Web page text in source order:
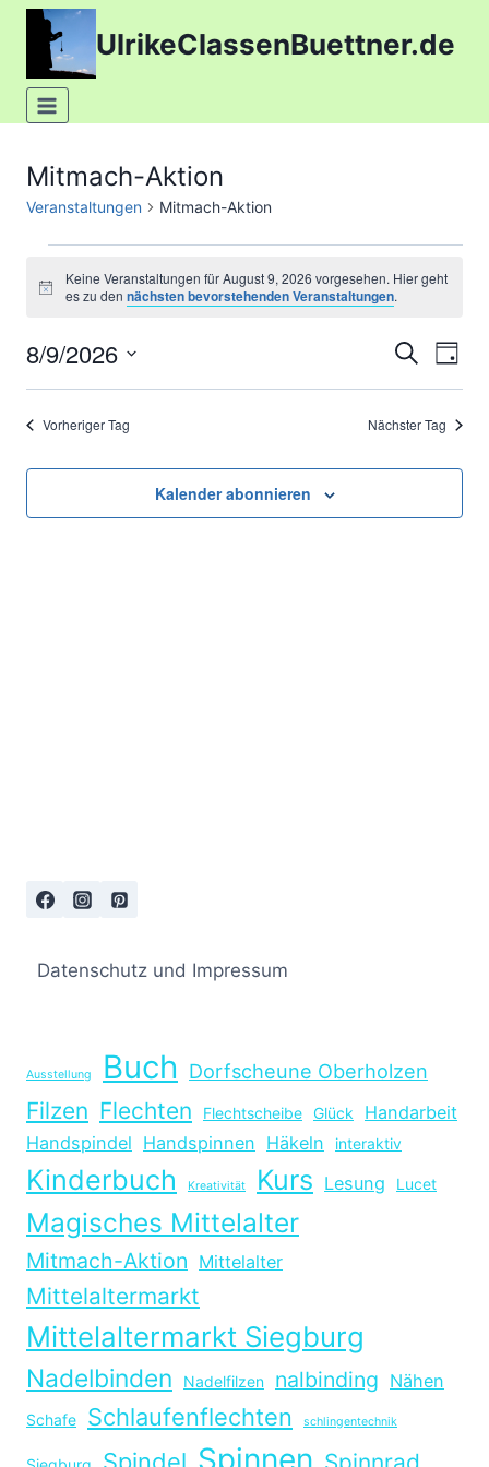
Zum
springen
UlrikeClassenBuettner.de
Mitmach-Aktion
Veranstaltungen Mitmach-Aktion
Veranstaltungen
August
Hinweis
Keine Veranstaltungen für August 9, 2026 vorgesehen. Hier geht
es zu den nächsten bevorstehenden Veranstaltungen.
SucheTag
8/9/2026
Datum
wählen.
Vorheriger Tag Nächster Tag
Kalender abonnieren
Datenschutz und Impressum
Ausstellung Buch Dorfscheune Oberholzen
Filzen Flechten Flechtscheibe Glück
Handarbeit
Handspindel Handspinnen Häkeln interaktiv
Kinderbuch Kreativität Kurs Lesung Lucet
Magisches Mittelalter
Mitmach-Aktion Mittelalter
Mittelaltermarkt
Mittelaltermarkt Siegburg
Nadelbinden Nadelfilzen nalbinding Nähen
Schafe Schlaufenflechten schlingentechnik